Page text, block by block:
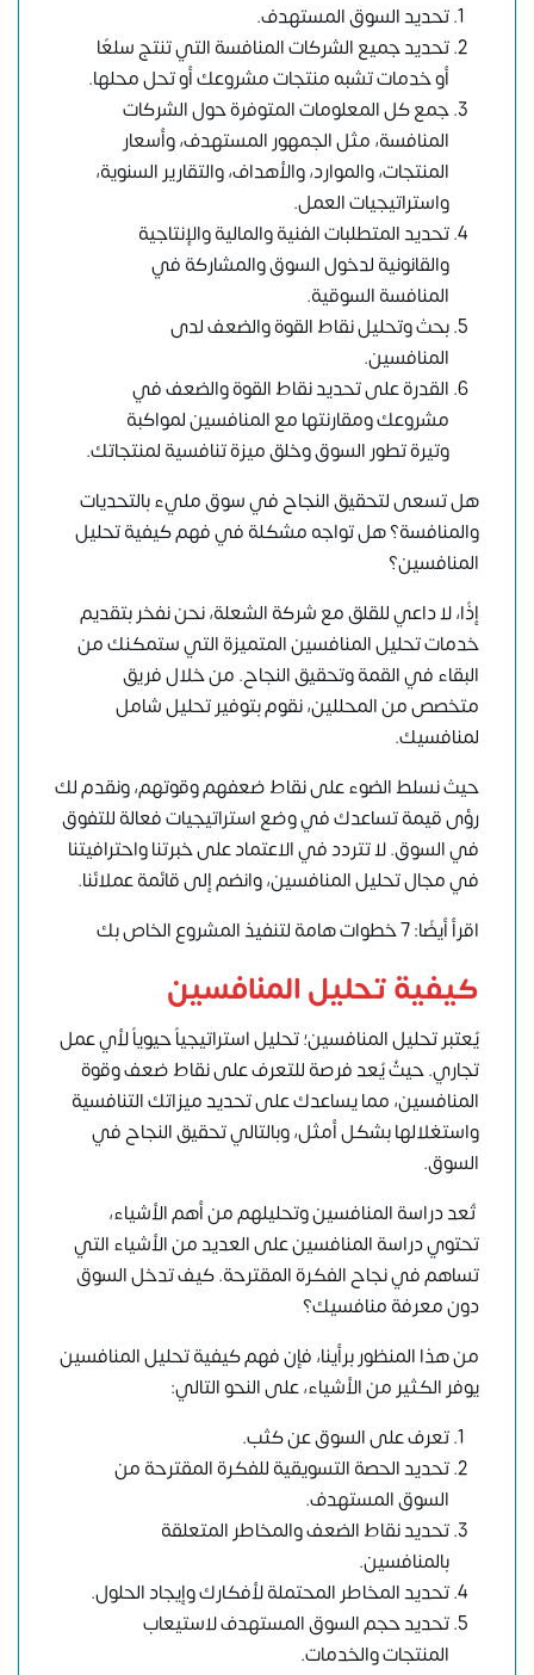
تحديد السوق المستهدف.
تحديد جميع الشركات المنافسة التي تنتج سلعًا
أو خدمات تشبه منتجات مشروعك أو تحل محلها.
جمع كل المعلومات المتوفرة حول الشركات
المنافسة، مثل الجمهور المستهدف، وأسعار
المنتجات، والموارد، والأهداف، والتقارير السنوية،
واستراتيجيات العمل.
تحديد المتطلبات الفنية والمالية والإنتاجية
والقانونية لدخول السوق والمشاركة في
المنافسة السوقية.
بحث وتحليل نقاط القوة والضعف لدى
المنافسين.
القدرة على تحديد نقاط القوة والضعف في
مشروعك ومقارنتها مع المنافسين لمواكبة
وتيرة تطور السوق وخلق ميزة تنافسية لمنتجاتك.
هل تسعى لتحقيق النجاح في سوق مليء بالتحديات
والمنافسة؟ هل تواجه مشكلة في فهم كيفية تحليل
المنافسين؟
إذًا، لا داعي للقلق مع شركة الشعلة، نحن نفخر بتقديم
خدمات تحليل المنافسين المتميزة التي ستمكنك من
البقاء في القمة وتحقيق النجاح. من خلال فريق
متخصص من المحللين، نقوم بتوفير تحليل شامل
لمنافسيك.
حيث نسلط الضوء على نقاط ضعفهم وقوتهم، ونقدم لك
رؤى قيمة تساعدك في وضع استراتيجيات فعالة للتفوق
في السوق. لا تتردد في الاعتماد على خبرتنا واحترافيتنا
في مجال تحليل المنافسين، وانضم إلى قائمة عملائنا.
اقرأ أيضًا: 7 خطوات هامة لتنفيذ المشروع الخاص بك
كيفية تحليل المنافسين
يُعتبر تحليل المنافسين؛ تحليل استراتيجياً حيوياً لأي عمل
تجاري. حيثُ يُعد فرصة للتعرف على نقاط ضعف وقوة
المنافسين، مما يساعدك على تحديد ميزاتك التنافسية
واستغلالها بشكل أمثل، وبالتالي تحقيق النجاح في
السوق.
تُعد دراسة المنافسين وتحليلهم من أهم الأشياء،
تحتوي دراسة المنافسين على العديد من الأشياء التي
تساهم في نجاح الفكرة المقترحة. كيف تدخل السوق
دون معرفة منافسيك؟
من هذا المنظور برأينا، فإن فهم كيفية تحليل المنافسين
يوفر الكثير من الأشياء، على النحو التالي:
تعرف على السوق عن كثب.
تحديد الحصة التسويقية للفكرة المقترحة من
السوق المستهدف.
تحديد نقاط الضعف والمخاطر المتعلقة
بالمنافسين.
تحديد المخاطر المحتملة لأفكارك وإيجاد الحلول.
تحديد حجم السوق المستهدف لاستيعاب
المنتجات والخدمات.